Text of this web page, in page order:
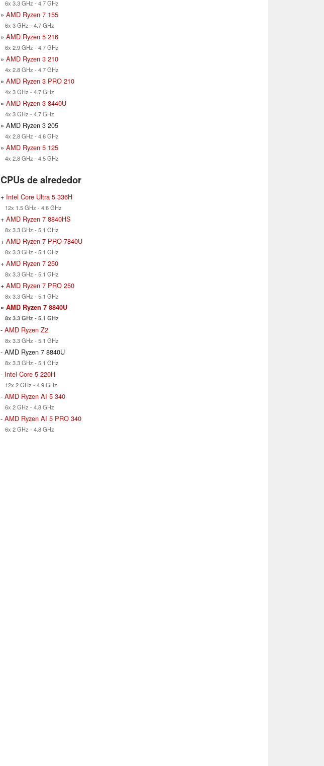
6x 3.3 GHz - 4.7 GHz
» AMD Ryzen 7 155
6x 3 GHz - 4.7 GHz
» AMD Ryzen 5 216
6x 2.9 GHz - 4.7 GHz
» AMD Ryzen 3 210
4x 2.8 GHz - 4.7 GHz
» AMD Ryzen 3 PRO 210
4x 3 GHz - 4.7 GHz
» AMD Ryzen 3 8440U
4x 3 GHz - 4.7 GHz
» AMD Ryzen 3 205
4x 2.8 GHz - 4.6 GHz
» AMD Ryzen 5 125
4x 2.8 GHz - 4.5 GHz
CPUs de alrededor
+ Intel Core Ultra 5 336H
12x 1.5 GHz - 4.6 GHz
+ AMD Ryzen 7 8840HS
8x 3.3 GHz - 5.1 GHz
+ AMD Ryzen 7 PRO 7840U
8x 3.3 GHz - 5.1 GHz
+ AMD Ryzen 7 250
8x 3.3 GHz - 5.1 GHz
+ AMD Ryzen 7 PRO 250
8x 3.3 GHz - 5.1 GHz
» AMD Ryzen 7 8840U
8x 3.3 GHz - 5.1 GHz
- AMD Ryzen Z2
8x 3.3 GHz - 5.1 GHz
- AMD Ryzen 7 8840U
8x 3.3 GHz - 5.1 GHz
- Intel Core 5 220H
12x 2 GHz - 4.9 GHz
- AMD Ryzen AI 5 340
6x 2 GHz - 4.8 GHz
- AMD Ryzen AI 5 PRO 340
6x 2 GHz - 4.8 GHz